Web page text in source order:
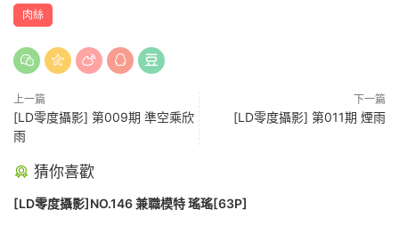
肉絲
上一篇
[LD零度攝影] 第009期 準空乘欣
雨
下一篇
[LD零度攝影] 第011期 煙雨
猜你喜歡
[LD零度攝影]NO.146 兼職模特 瑤瑤[63P]